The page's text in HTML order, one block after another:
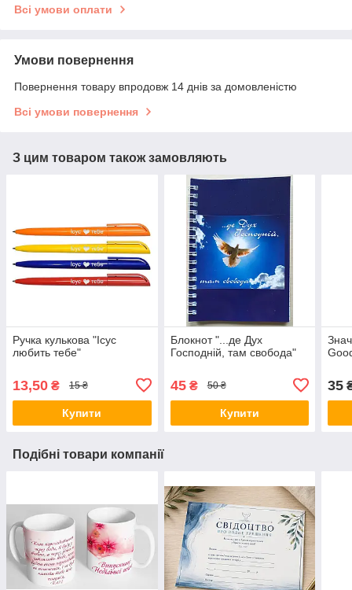
Всі умови оплати
Умови повернення
Повернення товару впродовж 14 днів за домовленістю
Всі умови повернення
З цим товаром також замовляють
Ручка кулькова "Ісус
любить тебе"
13,50 ₴ 15 ₴
Купити
Блокнот "...де Дух
Господній, там свобода"
45₴ 50 ₴
Купити
35
Подібні товари компанії